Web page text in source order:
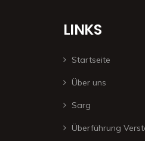
LINKS
Startseite
Über uns
Sarg
Überführung